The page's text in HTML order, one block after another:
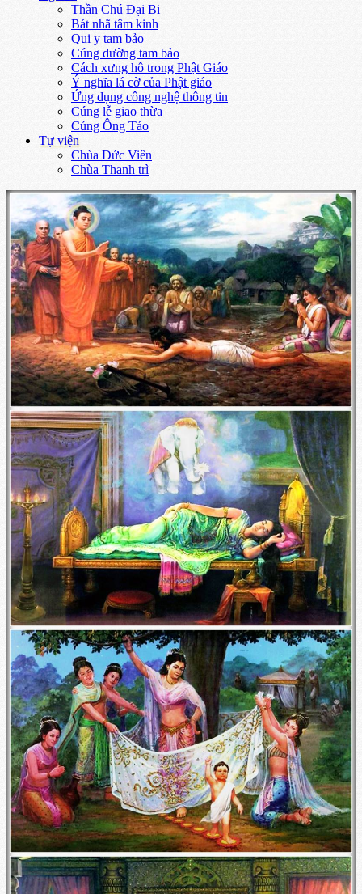
Thần Chú Đại Bi
Bát nhã tâm kinh
Qui y tam bảo
Cúng dường tam bảo
Cách xưng hô trong Phật Giáo
Ý nghĩa lá cờ của Phật giáo
Ứng dụng công nghệ thông tin
Cúng lễ giao thừa
Cúng Ông Táo
Tự viện
Chùa Đức Viên
Chùa Thanh trì